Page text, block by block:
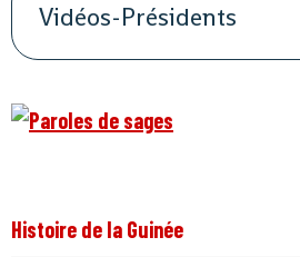
Vidéos-Présidents
Histoire de la Guinée